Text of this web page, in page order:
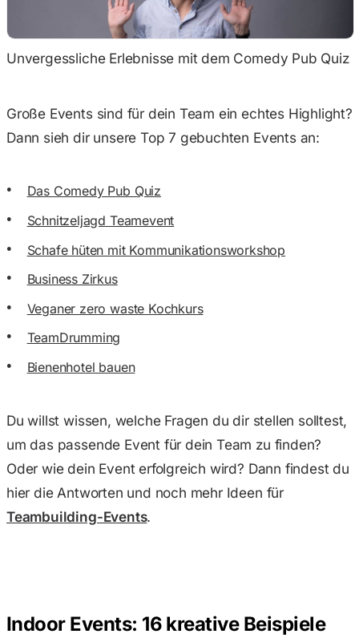
Unvergessliche Erlebnisse mit dem Comedy Pub Quiz
Große Events sind für dein Team ein echtes Highlight?
Dann sieh dir unsere Top 7 gebuchten Events an:
Das Comedy Pub Quiz
Schnitzeljagd Teamevent
Schafe hüten mit Kommunikationsworkshop
Business Zirkus
Veganer zero waste Kochkurs
TeamDrumming
Bienenhotel bauen
Du willst wissen, welche Fragen du dir stellen solltest,
um das passende Event für dein Team zu finden?
Oder wie dein Event erfolgreich wird? Dann findest du
hier die Antworten und noch mehr Ideen für
Teambuilding-Events.
Indoor Events: 16 kreative Beispiele